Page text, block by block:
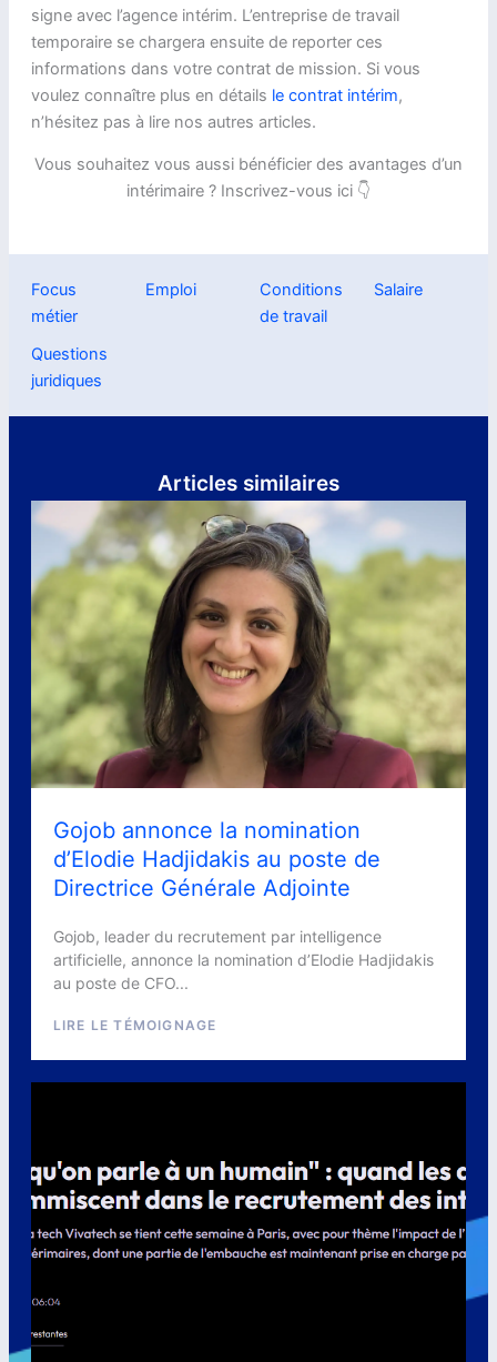
signe avec l’agence intérim. L’entreprise de travail
temporaire se chargera ensuite de reporter ces
informations dans votre contrat de mission. Si vous
voulez connaître plus en détails le contrat intérim,
n’hésitez pas à lire nos autres articles.
Vous souhaitez vous aussi bénéficier des avantages d’un
intérimaire ? Inscrivez-vous ici 👇
Focus
métier
Emploi
Conditions
de travail
Salaire
Questions
juridiques
Articles similaires
Gojob annonce la nomination
d’Elodie Hadjidakis au poste de
Directrice Générale Adjointe
Gojob, leader du recrutement par intelligence
artificielle, annonce la nomination d’Elodie Hadjidakis
au poste de CFO...
LIRE LE TÉMOIGNAGE